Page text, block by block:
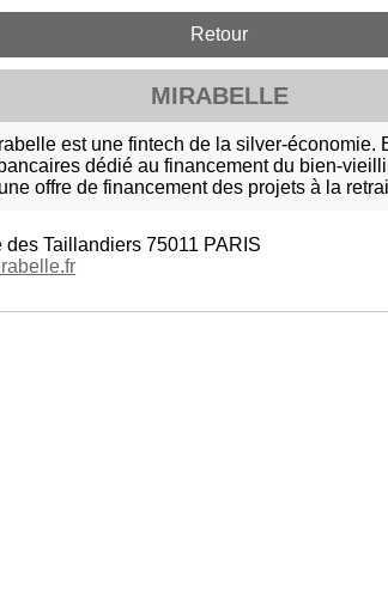
Retour
MIRABELLE
est une fintech de la silver-
dédié au financement du bien-
offre de financement des projets à la
des Taillandiers 75011 PARIS